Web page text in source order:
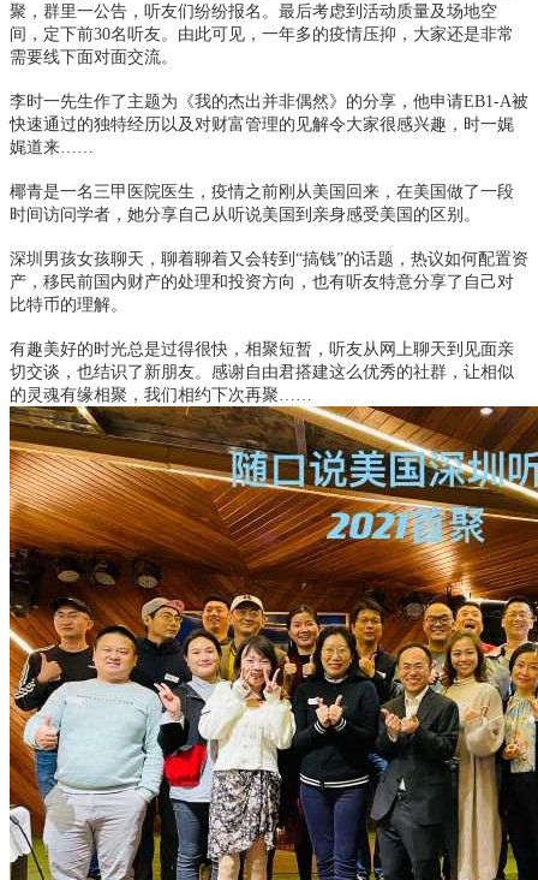
聚，群里一公告，听友们纷纷报名。最后考虑到活动质量及场地空
间，定下前30名听友。由此可见，一年多的疫情压抑，大家还是非常
需要线下面对面交流。
李时一先生作了主题为《我的杰出并非偶然》的分享，他申请EB1-A被
快速通过的独特经历以及对财富管理的见解令大家很感兴趣，时一娓
娓道来……
椰青是一名三甲医院医生，疫情之前刚从美国回来，在美国做了一段
时间访问学者，她分享自己从听说美国到亲身感受美国的区别。
深圳男孩女孩聊天，聊着聊着又会转到“搞钱”的话题，热议如何配置资
产，移民前国内财产的处理和投资方向，也有听友特意分享了自己对
比特币的理解。
有趣美好的时光总是过得很快，相聚短暂，听友从网上聊天到见面亲
切交谈，也结识了新朋友。感谢自由君搭建这么优秀的社群，让相似
的灵魂有缘相聚，我们相约下次再聚……